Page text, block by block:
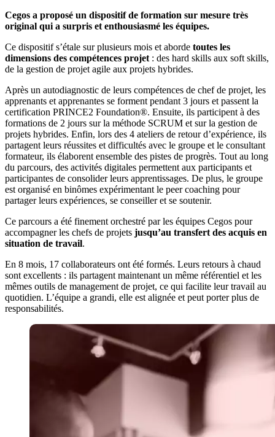
Cegos a proposé un dispositif de formation sur mesure très
original qui a surpris et enthousiasmé les équipes.
Ce dispositif s’étale sur plusieurs mois et aborde toutes les
dimensions des compétences projet : des hard skills aux soft skills,
de la gestion de projet agile aux projets hybrides.
Après un autodiagnostic de leurs compétences de chef de projet, les
apprenants et apprenantes se forment pendant 3 jours et passent la
certification PRINCE2 Foundation®. Ensuite, ils participent à des
formations de 2 jours sur la méthode SCRUM et sur la gestion de
projets hybrides. Enfin, lors des 4 ateliers de retour d’expérience, ils
partagent leurs réussites et difficultés avec le groupe et le consultant
formateur, ils élaborent ensemble des pistes de progrès. Tout au long
du parcours, des activités digitales permettent aux participants et
participantes de consolider leurs apprentissages. De plus, le groupe
est organisé en binômes expérimentant le peer coaching pour
partager leurs expériences, se conseiller et se soutenir.
Ce parcours a été finement orchestré par les équipes Cegos pour
accompagner les chefs de projets jusqu’au transfert des acquis en
situation de travail.
En 8 mois, 17 collaborateurs ont été formés. Leurs retours à chaud
sont excellents : ils partagent maintenant un même référentiel et les
mêmes outils de management de projet, ce qui facilite leur travail au
quotidien. L’équipe a grandi, elle est alignée et peut porter plus de
responsabilités.